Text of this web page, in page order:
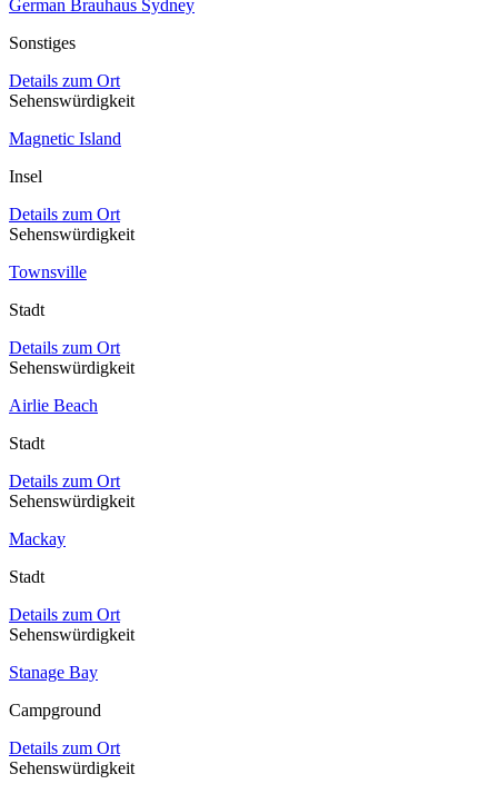
German Brauhaus Sydney
Sonstiges
Details zum Ort
Sehenswürdigkeit
Magnetic Island
Insel
Details zum Ort
Sehenswürdigkeit
Townsville
Stadt
Details zum Ort
Sehenswürdigkeit
Airlie Beach
Stadt
Details zum Ort
Sehenswürdigkeit
Mackay
Stadt
Details zum Ort
Sehenswürdigkeit
Stanage Bay
Campground
Details zum Ort
Sehenswürdigkeit